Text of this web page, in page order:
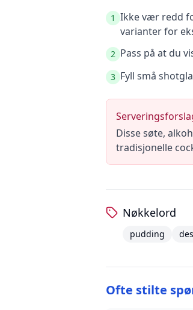
1 Ikke vær redd
varianter for
2 Pass på at du
3 Fyll små
Disse søte,
tradisjonelle
Nøkkelord
pudding
Ofte stilte